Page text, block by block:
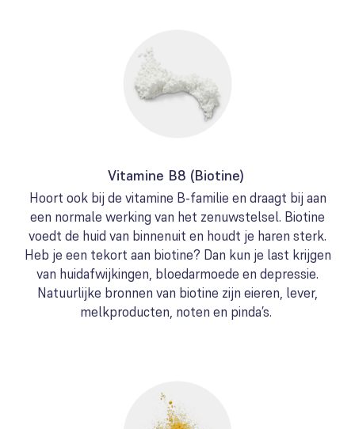
Vitamine B8 (Biotine)
Hoort ook bij de vitamine B-familie en draagt bij aan
een normale werking van het zenuwstelsel. Biotine
voedt de huid van binnenuit en houdt je haren sterk.
Heb je een tekort aan biotine? Dan kun je last krijgen
van huidafwijkingen, bloedarmoede en depressie.
Natuurlijke bronnen van biotine zijn eieren, lever,
melkproducten, noten en pinda’s.